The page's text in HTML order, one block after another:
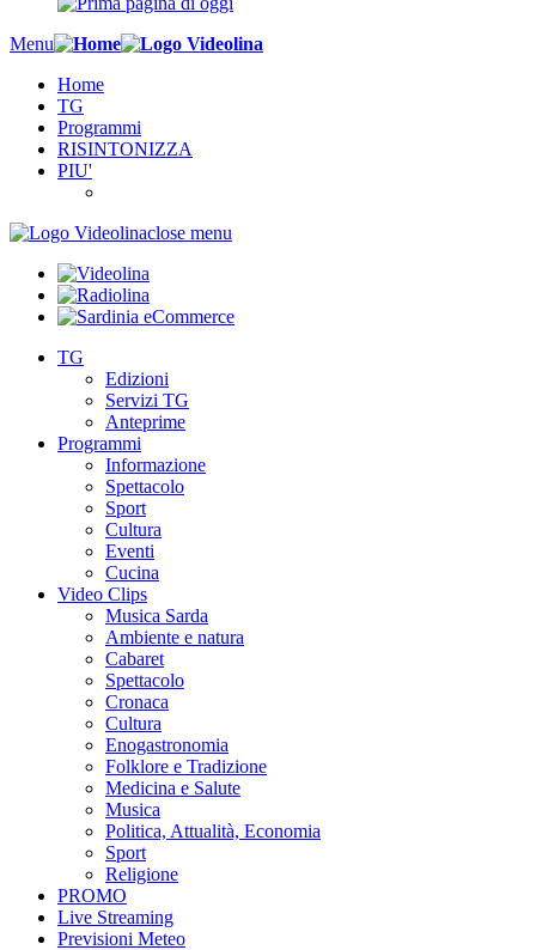
Menu
Home
TG
Programmi
RISINTONIZZA
PIU'
close menu
TG
Edizioni
Servizi TG
Anteprime
Programmi
Informazione
Spettacolo
Sport
Cultura
Eventi
Cucina
Video Clips
Musica Sarda
Ambiente e natura
Cabaret
Spettacolo
Cronaca
Cultura
Enogastronomia
Folklore e Tradizione
Medicina e Salute
Musica
Politica, Attualità, Economia
Sport
Religione
PROMO
Live Streaming
Previsioni Meteo